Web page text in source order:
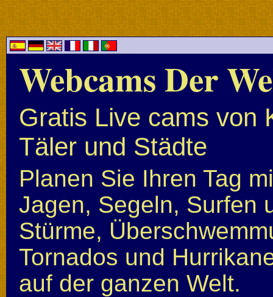
Webcams Der
Gratis Live cams von
Täler und Städte
Planen Sie Ihren Tag
Jagen, Segeln, Surfen
Stürme,
Tornados und
auf der ganzen Welt.